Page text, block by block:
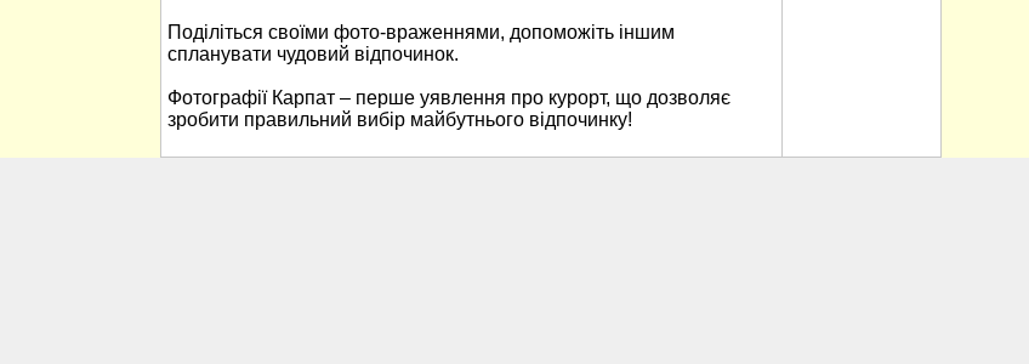
Поділіться своїми фото-враженнями, допоможіть іншим
спланувати чудовий відпочинок.
Фотографії Карпат – перше уявлення про курорт, що дозволяє
зробити правильний вибір майбутнього відпочинку!